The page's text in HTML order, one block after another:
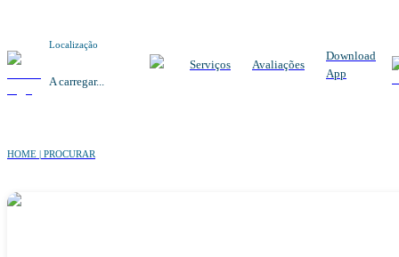
Localização
A carregar...
Serviços Avaliações
Download
App
HOME | PROCURAR